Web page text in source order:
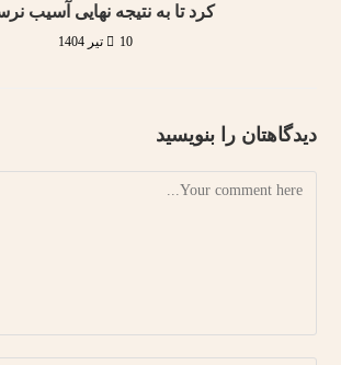
کرد تا به نتیجه نهایی آسیب
10 تیر 1404
دیدگاهتان را بنویسید